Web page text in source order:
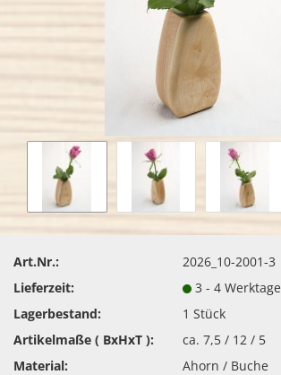
Art.Nr.:
2026_10-2001-3
Lieferzeit:
3 - 4 Werktage
Lagerbestand:
1Stück
Artikelmaße ( BxHxT ):
ca. 7,5 / 12 / 5
Material:
Ahorn / Buche